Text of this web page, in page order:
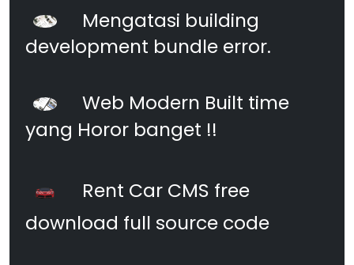
Mengatasi building
development bundle error.
Web Modern Built time
yang Horor banget !!
Rent Car CMS free
download full source code